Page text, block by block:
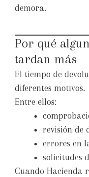
demora.
Por qué
tardan más
El tiempo de
diferentes motivos.
Entre ellos:
revisión de
errores en
solicitudes
Cuando Hacienda